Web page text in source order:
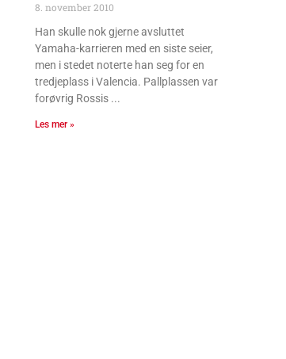
8. november 2010
Han skulle nok gjerne avsluttet
Yamaha-karrieren med en siste seier,
men i stedet noterte han seg for en
tredjeplass i Valencia. Pallplassen var
forøvrig Rossis
Les mer »